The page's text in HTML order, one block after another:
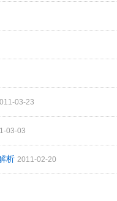
03-23
03-03
析 2011-02-20